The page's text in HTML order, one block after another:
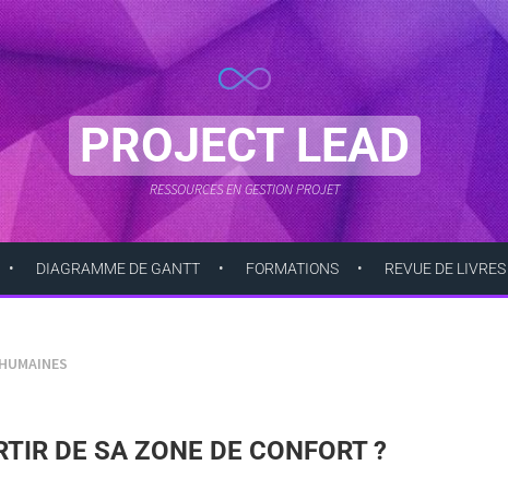
PROJECT LEAD
RESSOURCES EN GESTION PROJET
DIAGRAMME DE GANTT FORMATIONS REVUE DE LIVRES
DE SA ZONE DE CONFORT ?